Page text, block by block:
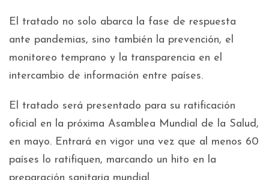
El tratado no solo abarca la fase de respuesta
ante pandemias, sino también la prevención, el
monitoreo temprano y la transparencia en el
intercambio de información entre países.
El tratado será presentado para su ratificación
oficial en la próxima Asamblea Mundial de la Salud,
en mayo. Entrará en vigor una vez que al menos 60
países lo ratifiquen, marcando un hito en la